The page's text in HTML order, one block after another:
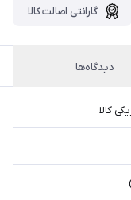
گارانتی اصالت کالا
دیدگاه‌ها
کالا